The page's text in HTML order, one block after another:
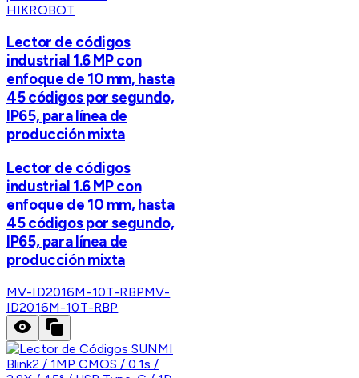
HIKROBOT
Lector de códigos
industrial 1.6 MP con
enfoque de 10 mm, hasta
45 códigos por segundo,
IP65, para línea de
producción mixta
Lector de códigos
industrial 1.6 MP con
enfoque de 10 mm, hasta
45 códigos por segundo,
IP65, para línea de
producción mixta
MV-ID2016M-10T-RBPMV-
ID2016M-10T-RBP